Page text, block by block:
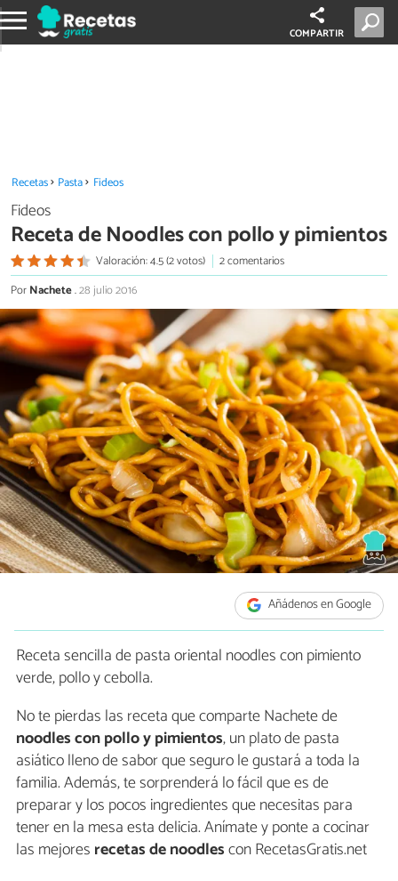
COMPARTIR
Recetas Pasta Fideos
Fideos
Receta de Noodles con pollo y pimientos
Valoración: 4.5 (2 votos)
2 comentarios
PorNachete.28 julio 2016
Añádenos en Google
Receta sencilla de pasta oriental noodles con pimiento
verde, pollo y cebolla.
No te pierdas las receta que comparte Nachete de
noodles con pollo y pimientos, un plato de pasta
asiático lleno de sabor que seguro le gustará a toda la
familia. Además, te sorprenderá lo fácil que es de
preparar y los pocos ingredientes que necesitas para
tener en la mesa esta delicia. Anímate y ponte a cocinar
las mejores recetas de noodlescon RecetasGratis.net